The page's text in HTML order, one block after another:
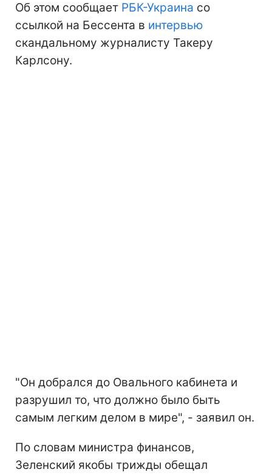
Об этом сообщает РБК-Украина со
ссылкой на Бессента в интервью
скандальному журналисту Такеру
Карлсону.
"Он добрался до Овального кабинета и
разрушил то, что должно было быть
самым легким делом в мире", - заявил он.
По словам министра финансов,
Зеленский якобы трижды обещал